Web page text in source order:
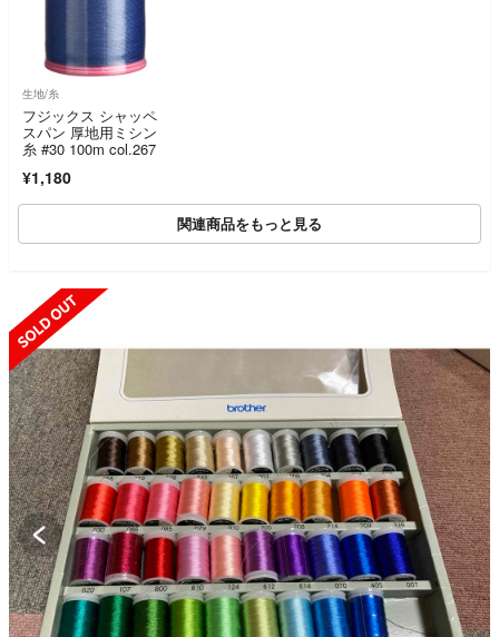
生地/糸
フジックス シャッペ
スパン 厚地用ミシン
糸 #30 100m col.267
¥1,180
関連商品をもっと見る